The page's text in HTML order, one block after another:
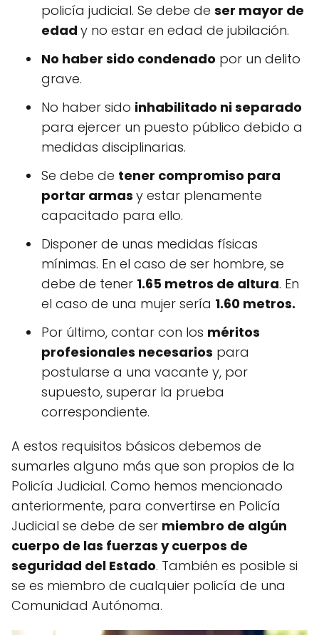
policía judicial. Se debe de ser mayor de
edad y no estar en edad de jubilación.
No haber sido condenado por un delito
grave.
No haber sido inhabilitado ni separado
para ejercer un puesto público debido a
medidas disciplinarias.
Se debe de tener compromiso para
portar armas y estar plenamente
capacitado para ello.
Disponer de unas medidas físicas
mínimas. En el caso de ser hombre, se
debe de tener 1.65 metros de altura. En
el caso de una mujer sería 1.60 metros.
Por último, contar con los méritos
profesionales necesarios para
postularse a una vacante y, por
supuesto, superar la prueba
correspondiente.
A estos requisitos básicos debemos de
sumarles alguno más que son propios de la
Policía Judicial. Como hemos mencionado
anteriormente, para convertirse en Policía
Judicial se debe de ser miembro de algún
cuerpo de las fuerzas y cuerpos de
seguridad del Estado. También es posible si
se es miembro de cualquier policía de una
Comunidad Autónoma.